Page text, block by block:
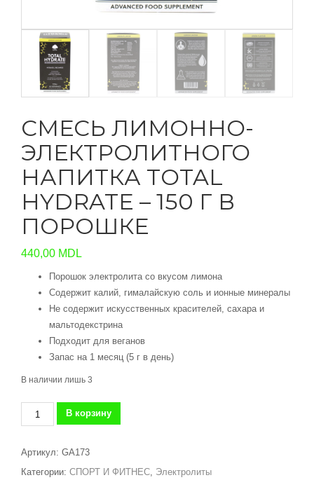
СМЕСЬ ЛИМОННО-
ЭЛЕКТРОЛИТНОГО
НАПИТКА TOTAL
HYDRATE – 150 Г В
ПОРОШКЕ
440,00 MDL
Порошок электролита cо вкусом лимона
Содержит калий, гималайскую соль и ионные минералы
Не содержит искусственных красителей, сахара и
мальтодекстрина
Подходит для веганов
Запас на 1 месяц (5 г в день)
В наличии лишь 3
Количество
товара
ЛИМОННО-
ЭЛЕКТРОЛИТНОГО
В корзину
Артикул: GA173
Категории: СПОРТ И ФИТНЕС, Электролиты